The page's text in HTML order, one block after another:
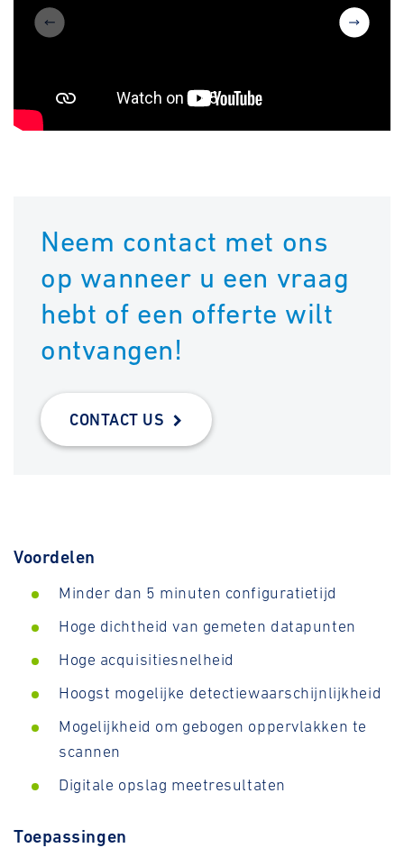
1 / 5
Neem contact met ons
op wanneer u een vraag
hebt of een offerte wilt
ontvangen!
CONTACT US
Voordelen
Minder dan 5 minuten configuratietijd
Hoge dichtheid van gemeten datapunten
Hoge acquisitiesnelheid
Hoogst mogelijke detectiewaarschijnlijkheid
Mogelijkheid om gebogen oppervlakken te
scannen
Digitale opslag meetresultaten
Toepassingen